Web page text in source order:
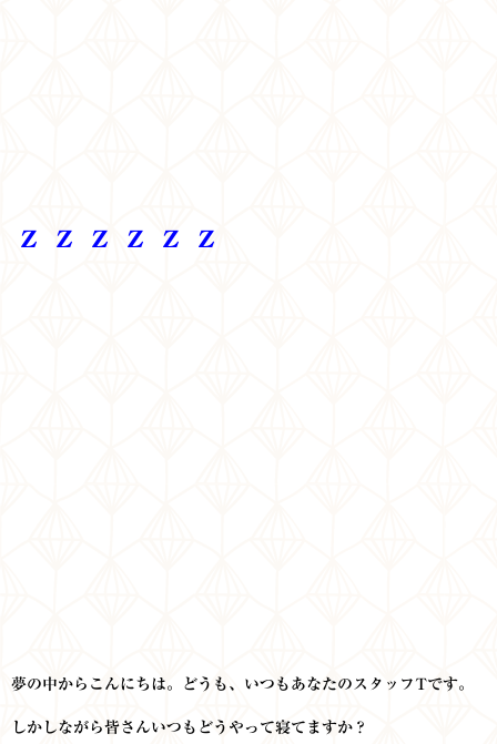
ｚｚｚｚｚｚ
夢の中からこんにちは。どうも、いつもあなたのスタッフTです。
しかしながら皆さんいつもどうやって寝てますか？